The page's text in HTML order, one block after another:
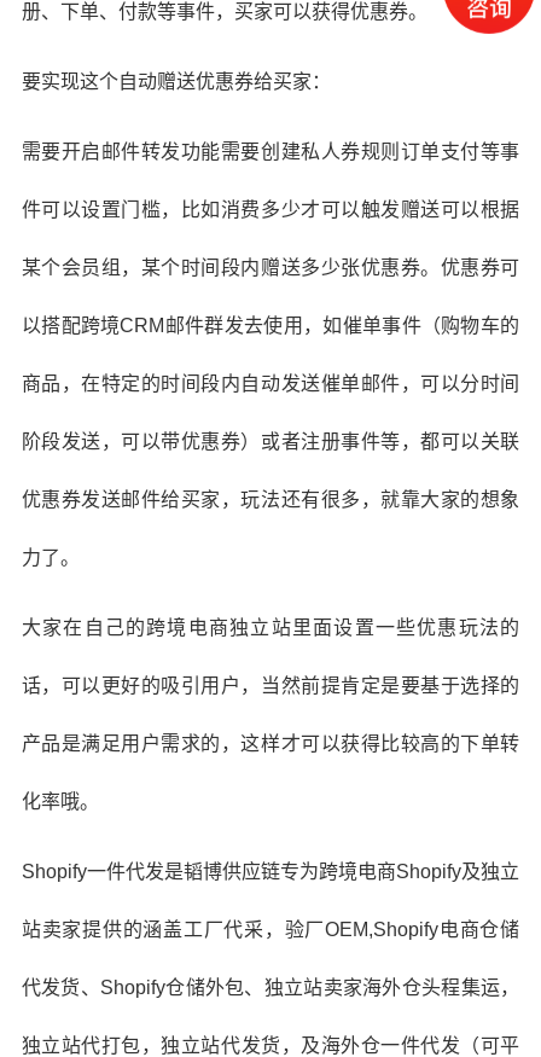
册、下单、付款等事件，买家可以获得优惠券。
要实现这个自动赠送优惠券给买家：
需要开启邮件转发功能需要创建私人券规则订单支付等事
件可以设置门槛，比如消费多少才可以触发赠送可以根据
某个会员组，某个时间段内赠送多少张优惠券。优惠券可
以搭配跨境CRM邮件群发去使用，如催单事件（购物车的
商品，在特定的时间段内自动发送催单邮件，可以分时间
阶段发送，可以带优惠券）或者注册事件等，都可以关联
优惠券发送邮件给买家，玩法还有很多，就靠大家的想象
力了。
大家在自己的跨境电商独立站里面设置一些优惠玩法的
话，可以更好的吸引用户，当然前提肯定是要基于选择的
产品是满足用户需求的，这样才可以获得比较高的下单转
化率哦。
Shopify一件代发是韬博供应链专为跨境电商Shopify及独立
站卖家提供的涵盖工厂代采，验厂OEM,Shopify电商仓储
代发货、 Shopify仓储外包、独立站卖家海外仓头程集运，
独立站代打包，独立站代发货 ， 及海外仓一件代发 （可平